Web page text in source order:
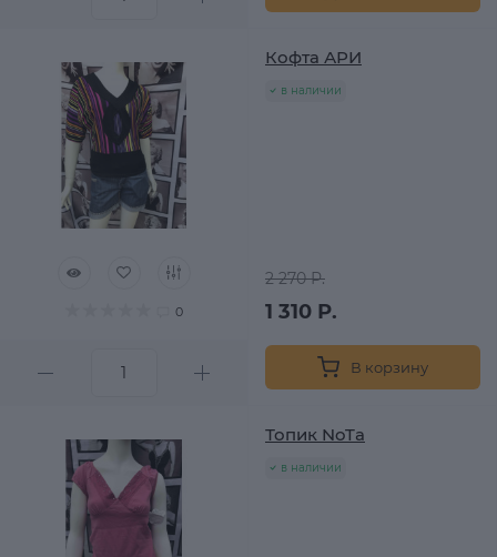
0
Кофта АРИ
в наличии
2 270 Р.
1 310 Р.
В корзину
Топик NoTa
в наличии